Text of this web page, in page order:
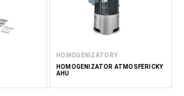
HOMOGENIZÁTORY
HOMOGENIZÁTOR ATMOSFÉRICKY
AHU